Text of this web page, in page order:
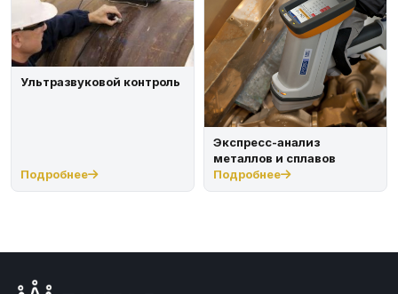
Ультразвуковой контроль
Подробнее
Экспресс-анализ
металлов и сплавов
Подробнее